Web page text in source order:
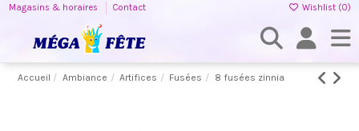
Magasins & horaires Contact Wishlist (0)
Accueil Ambiance Artifices Fusées 8 fusées zinnia